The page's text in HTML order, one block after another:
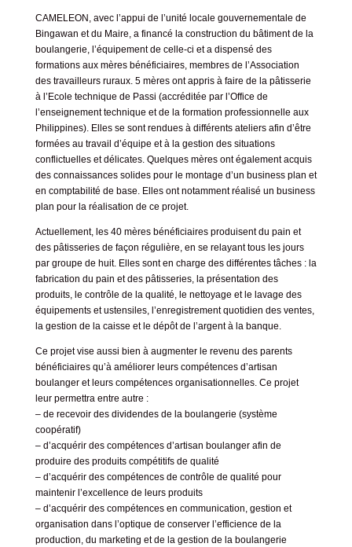
CAMELEON, avec l’appui de l’unité locale gouvernementale de
Bingawan et du Maire, a financé la construction du bâtiment de la
boulangerie, l’équipement de celle-ci et a dispensé des
formations aux mères bénéficiaires, membres de l’Association
des travailleurs ruraux. 5 mères ont appris à faire de la pâtisserie
à l’Ecole technique de Passi (accréditée par l’Office de
l’enseignement technique et de la formation professionnelle aux
Philippines). Elles se sont rendues à différents ateliers afin d’être
formées au travail d’équipe et à la gestion des situations
conflictuelles et délicates. Quelques mères ont également acquis
des connaissances solides pour le montage d’un business plan et
en comptabilité de base. Elles ont notamment réalisé un business
plan pour la réalisation de ce projet.
Actuellement, les 40 mères bénéficiaires produisent du pain et
des pâtisseries de façon régulière, en se relayant tous les jours
par groupe de huit. Elles sont en charge des différentes tâches : la
fabrication du pain et des pâtisseries, la présentation des
produits, le contrôle de la qualité, le nettoyage et le lavage des
équipements et ustensiles, l’enregistrement quotidien des ventes,
la gestion de la caisse et le dépôt de l’argent à la banque.
Ce projet vise aussi bien à augmenter le revenu des parents
bénéficiaires qu’à améliorer leurs compétences d’artisan
boulanger et leurs compétences organisationnelles. Ce projet
leur permettra entre autre :
– de recevoir des dividendes de la boulangerie (système
coopératif)
– d’acquérir des compétences d’artisan boulanger afin de
produire des produits compétitifs de qualité
– d’acquérir des compétences de contrôle de qualité pour
maintenir l’excellence de leurs produits
– d’acquérir des compétences en communication, gestion et
organisation dans l’optique de conserver l’efficience de la
production, du marketing et de la gestion de la boulangerie